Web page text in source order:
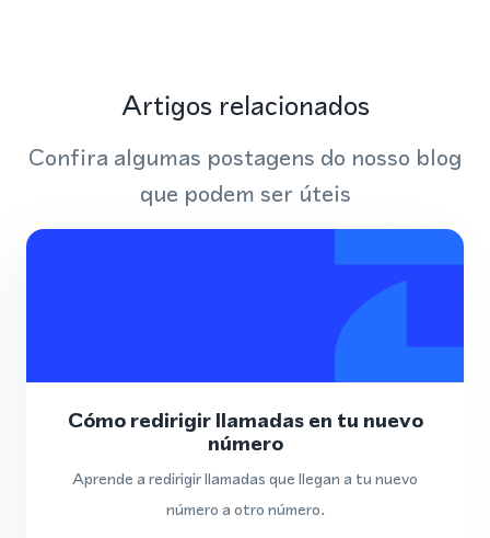
Artigos relacionados
Confira algumas postagens do nosso blog
que podem ser úteis
Cómo redirigir llamadas en tu nuevo
número
Aprende a redirigir llamadas que llegan a tu nuevo
número a otro número.